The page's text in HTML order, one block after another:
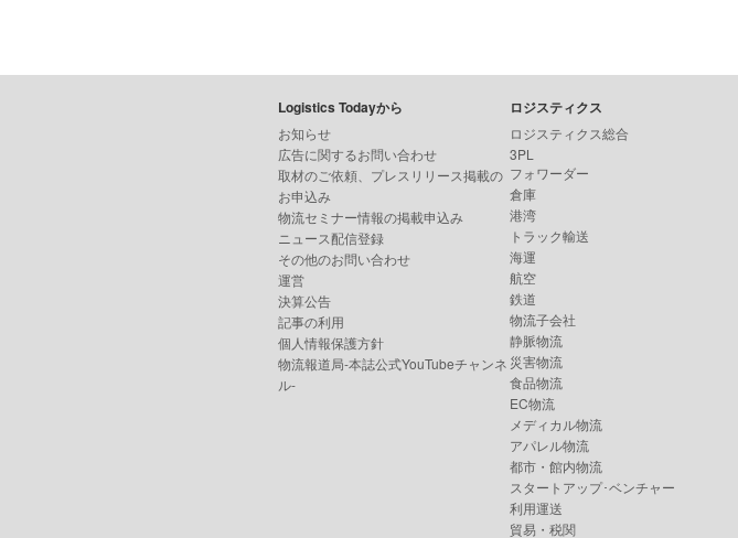
Logistics Todayから
お知らせ
広告に関するお問い合わせ
取材のご依頼、プレスリリース掲載の
お申込み
物流セミナー情報の掲載申込み
ニュース配信登録
その他のお問い合わせ
運営
決算公告
記事の利用
個人情報保護方針
物流報道局-本誌公式YouTubeチャンネ
ル-
ロジスティクス
ロジスティクス総合
3PL
フォワーダー
倉庫
港湾
トラック輸送
海運
航空
鉄道
物流子会社
静脈物流
災害物流
食品物流
EC物流
メディカル物流
アパレル物流
都市・館内物流
スタートアップ･ベンチャー
利用運送
貿易・税関